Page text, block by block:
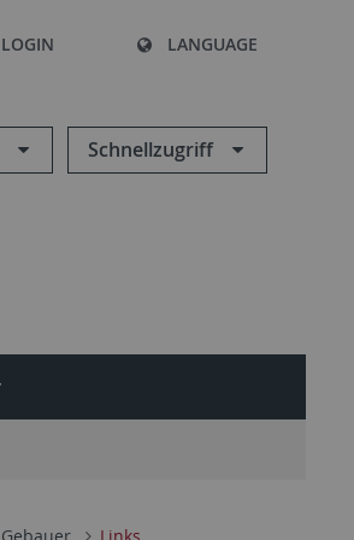
LOGIN LANGUAGE
Schnellzugriff
Gebauer Links